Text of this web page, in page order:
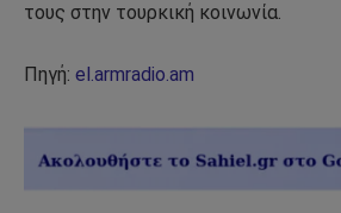
τους στην τουρκική κοινωνία.
Πηγή: el.armradio.am